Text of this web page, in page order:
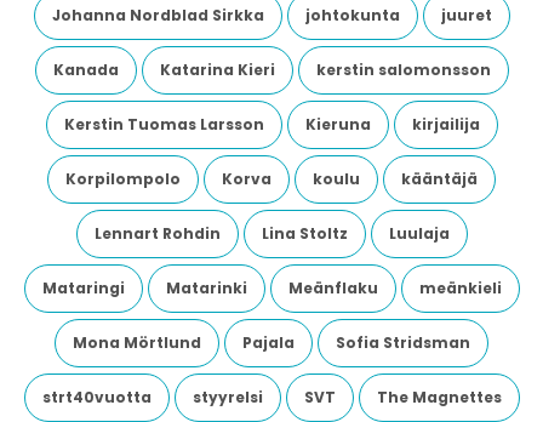
Johanna Nordblad Sirkka johtokunta juuret
Kanada Katarina Kieri kerstin salomonsson
Kerstin Tuomas Larsson Kieruna kirjailija
Korpilompolo Korva koulu kääntäjä
Lennart Rohdin Lina Stoltz Luulaja
Mataringi Matarinki Meänflaku meänkieli
Mona Mörtlund Pajala Sofia Stridsman
strt40vuotta styyrelsi SVT The Magnettes